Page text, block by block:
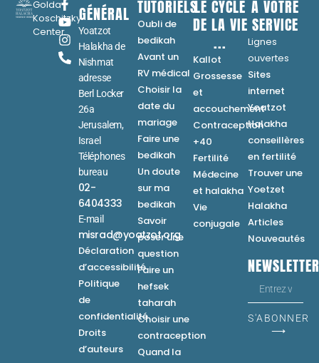
Golda
Koschitzky
Center
GÉNÉRAL
Yoatzot
Halakha de
Nishmat
adresse
Berl Locker
26a
Jerusalem,
Israel
Téléphones
bureau
02-
6404333
E-mail
misrad@yoatzot.org
Déclaration
d’accessibilité
Politique
de
confidentialité
Droits
d’auteurs
TUTORIELS
Oubli de
bedikah
Avant un
RV médical
Choisir la
date du
mariage
Faire une
bedikah
Un doute
sur ma
bedikah
Savoir
poser une
question
Faire un
hefsek
taharah
Choisir une
contraception
Quand la
LE CYCLE
DE LA VIE
...
Kallot
Grossesse
et
accouchement
Contraception
+40
Fertilité
Médecine
et halakha
Vie
conjugale
A VOTRE
SERVICE
Lignes
ouvertes
Sites
internet
Yoatzot
Halakha
conseillères
en fertilité
Trouver une
Yoetzet
Halakha
Articles
Nouveautés
S'ABONNER
⟶